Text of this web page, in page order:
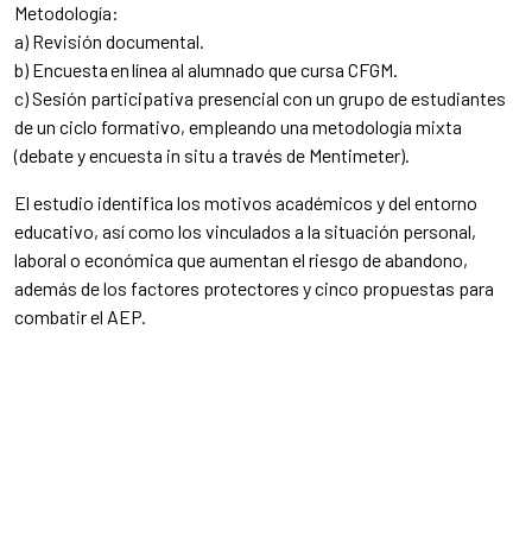
Metodología:
a) Revisión documental.
b) Encuesta en línea al alumnado que cursa CFGM.
c) Sesión participativa presencial con un grupo de estudiantes
de un ciclo formativo, empleando una metodología mixta
(debate y encuesta in situ a través de Mentimeter).
El estudio identifica los motivos académicos y del entorno
educativo, así como los vinculados a la situación personal,
laboral o económica que aumentan el riesgo de abandono,
además de los factores protectores y cinco propuestas para
combatir el AEP.